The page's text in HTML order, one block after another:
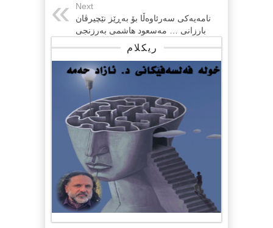
Next
نامەیەكی سەرئاوەڵا بۆ بەڕێز نێچیرڤان
بارزانی … مەسعود هاشمی بەرزنجی
ریکلام